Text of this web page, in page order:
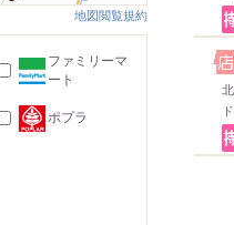
地図閲覧規約
ファミリーマ
ート
ポプラ